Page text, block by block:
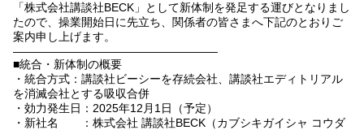
「株式会社講談社BECK」として新体制を発足する運びとなりまし
たので、操業開始日に先立ち、関係者の皆さまへ下記のとおりご
案内申し上げます。
――――――――――――――――――
■統合・新体制の概要
・統合方式：講談社ビーシーを存続会社、講談社エディトリアル
を消滅会社とする吸収合併
・効力発生日：2025年12月1日（予定）
・新社名 ：株式会社 講談社BECK（カブシキガイシャ コウダ